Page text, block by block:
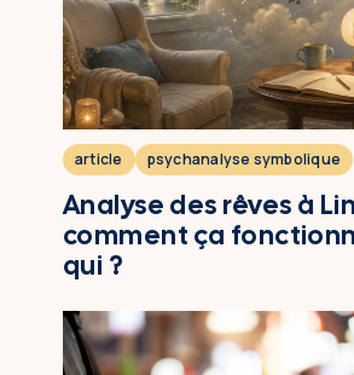
Typologie
Accueil
Qui suis-je ?
Ressources et
Avis Client.e.s
FAQ
contact prendre
article psychanalyse symbolique
Analyse des rêves à
comment ça
qui ?